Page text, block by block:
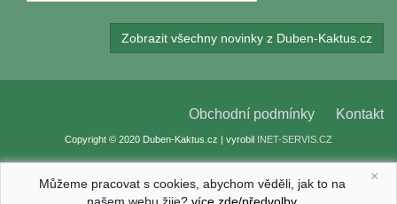
Zobrazit všechny novinky z Duben-Kaktus.cz
Obchodní podmínky Kontakt
Copyright © 2020 Duben-Kaktus.cz | vyrobil INET-SERVIS.CZ
×
Můžeme pracovat s cookies, abychom věděli, jak to na